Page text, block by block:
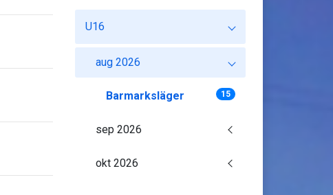
U16
aug 2026
Barmarksläger 15
sep 2026
okt 2026